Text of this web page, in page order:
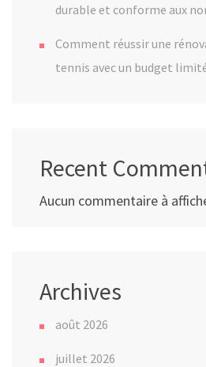
durable et conforme aux
Comment réussir une
tennis avec un budget
Recent
Aucun commentaire à
Archives
août 2026
juillet 2026